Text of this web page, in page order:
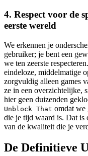
4. Respect voor de
eerste wereld
We erkennen je
gebruiker; je bent een
we ten zeerste
eindeloze, middelmatige
zorgvuldig alleen games
ze in een overzichtelijke,
hier geen duizenden
Unblock That omdat we
die je tijd waard is. Dat is
van de kwaliteit die je
De Definitieve